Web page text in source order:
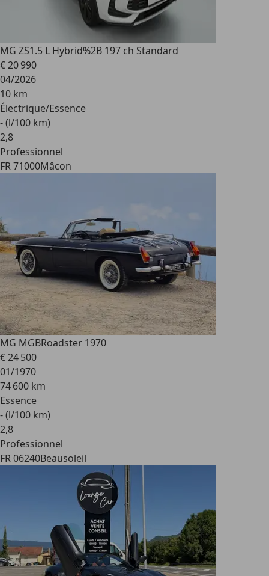
MG ZS1.5 L Hybrid%2B 197 ch Standard
€ 20 990
04/2026
10 km
Électrique/Essence
- (l/100 km)
2,8
Professionnel
FR 71000Mâcon
MG MGBRoadster 1970
€ 24 500
01/1970
74 600 km
Essence
- (l/100 km)
2,8
Professionnel
FR 06240Beausoleil